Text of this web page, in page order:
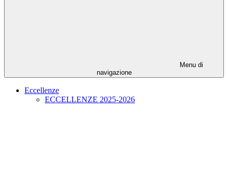
Menu di
navigazione
Eccellenze
ECCELLENZE 2025-2026